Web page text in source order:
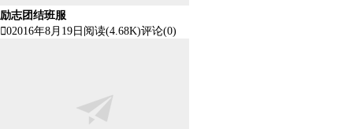
励志团结班服
02016年8月19日 阅读(4.68K)评论(0)